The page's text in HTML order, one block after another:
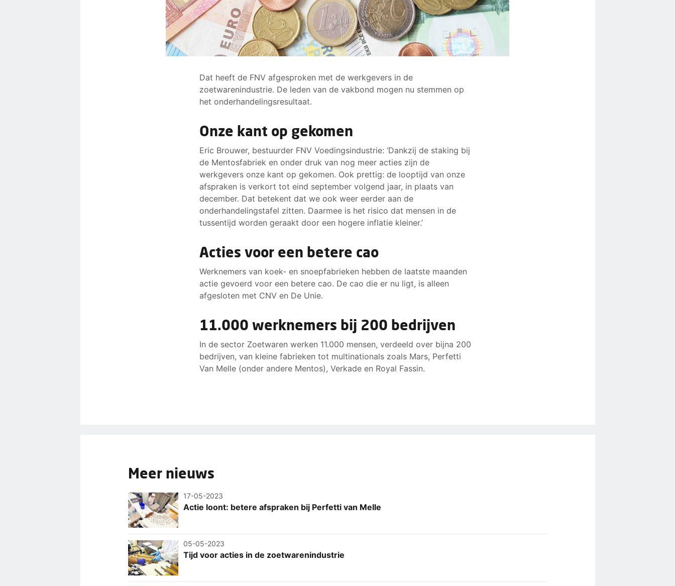
Dat heeft de FNV afgesproken met de werkgevers in de
zoetwarenindustrie. De leden van de vakbond mogen nu stemmen op
het onderhandelingsresultaat.
Onze kant op gekomen
Eric Brouwer, bestuurder FNV Voedingsindustrie: ‘Dankzij de staking bij
de Mentosfabriek en onder druk van nog meer acties zijn de
werkgevers onze kant op gekomen. Ook prettig: de looptijd van onze
afspraken is verkort tot eind september volgend jaar, in plaats van
december. Dat betekent dat we ook weer eerder aan de
onderhandelingstafel zitten. Daarmee is het risico dat mensen in de
tussentijd worden geraakt door een hogere inflatie kleiner.’
Acties voor een betere cao
Werknemers van koek- en snoepfabrieken hebben de laatste maanden
actie gevoerd voor een betere cao. De cao die er nu ligt, is alleen
afgesloten met CNV en De Unie.
11.000 werknemers bij 200 bedrijven
In de sector Zoetwaren werken 11.000 mensen, verdeeld over bijna 200
bedrijven, van kleine fabrieken tot multinationals zoals Mars, Perfetti
Van Melle (onder andere Mentos), Verkade en Royal Fassin.
Meer nieuws
17-05-2023
Actie loont: betere afspraken bij Perfetti van Melle
05-05-2023
Tijd voor acties in de zoetwarenindustrie